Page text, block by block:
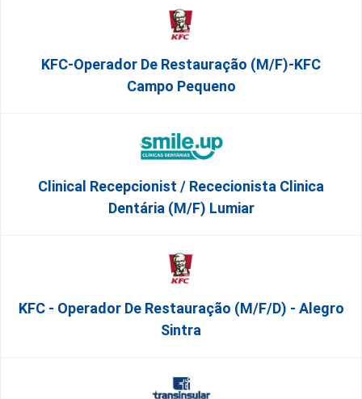
KFC-Operador De Restauração (m/f)-KFC
Campo Pequeno
Clinical Recepcionist / Rececionista Clinica
Dentária (M/F) Lumiar
KFC - Operador De Restauração (m/f/d) - Alegro
Sintra